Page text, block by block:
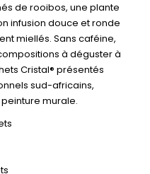
de rooibos, une plante
infusion douce et ronde
miellés. Sans caféine,
à déguster à
Cristal® présentés
sud-africains,
murale.